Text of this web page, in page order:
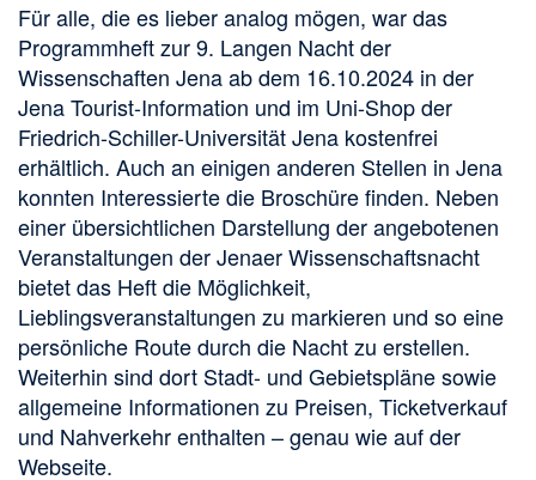
Für alle, die es lieber analog mögen, war das
Programmheft zur 9. Langen Nacht der
Wissenschaften Jena ab dem 16.10.2024 in der
Jena Tourist-Information und im Uni-Shop der
Friedrich-Schiller-Universität Jena kostenfrei
erhältlich. Auch an einigen anderen Stellen in Jena
konnten Interessierte die Broschüre finden. Neben
einer übersichtlichen Darstellung der angebotenen
Veranstaltungen der Jenaer Wissenschaftsnacht
bietet das Heft die Möglichkeit,
Lieblingsveranstaltungen zu markieren und so eine
persönliche Route durch die Nacht zu erstellen.
Weiterhin sind dort Stadt- und Gebietspläne sowie
allgemeine Informationen zu Preisen, Ticketverkauf
und Nahverkehr enthalten – genau wie auf der
Webseite.